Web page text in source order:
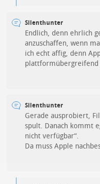
Silenthunter
Endlich, denn ehrlich
anzuschaffen, wenn
ich echt affig, denn
plattformübergreifend
Silenthunter
Gerade ausprobiert,
spult. Danach kommt
nicht verfügbar“.
Da muss Apple